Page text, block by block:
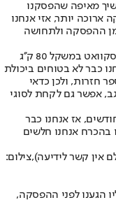
מאיפה שהפסקנו
יותר, אזי אנחנו
ההפסקה ולתחושה
למשל, אם לאחר תקופת אימונים הגענו לביצוע סקוואט במשקל 80 ק''ג
כבר לא בטוחים ביכולת
חזרות, ולכן כדאי
הזו, אגב, אפשר גם לקחת לסוגי
אז אנחנו כבר
בהכרח אנחנו חלשים
אין קשר לידיעה),צילום:
50% מהעומס שאליו הגענו לפני ההפסקה,